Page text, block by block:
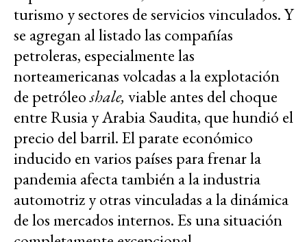
turismo y sectores de servicios vinculados. Y
se agregan al listado las compañías
petroleras, especialmente las
norteamericanas volcadas a la explotación
de petróleoshale, viable antes del choque
entre Rusia y Arabia Saudita, que hundió el
precio del barril. El parate económico
inducido en varios países para frenar la
pandemia afecta también a la industria
automotriz y otras vinculadas a la dinámica
de los mercados internos. Es una situación